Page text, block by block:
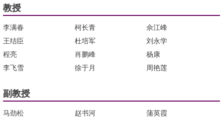
教授
李满春 柯长青
佘江峰
王结臣
杜培军
刘永学
程亮
肖鹏峰
杨康
李飞雪
徐于月 周艳莲
副教授
马劲松 赵书河
蒲英霞